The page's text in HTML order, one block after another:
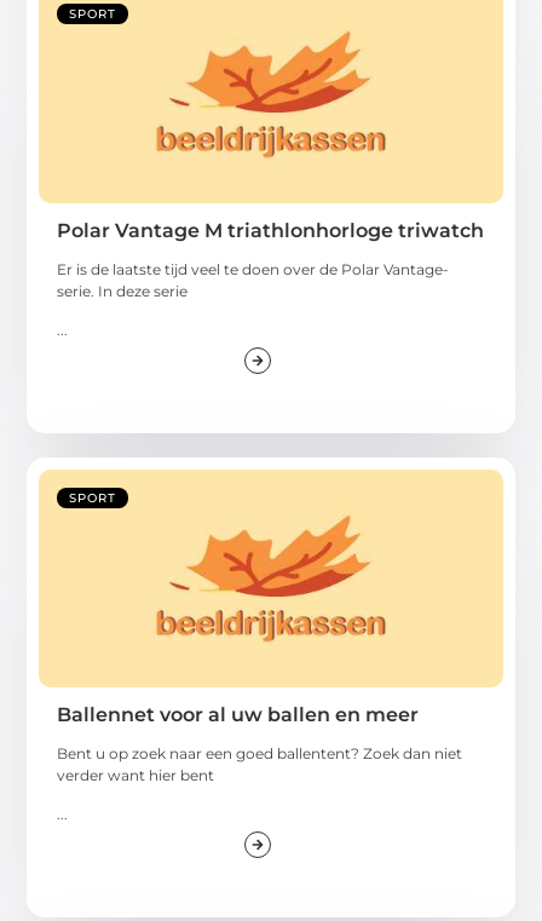
SPORT
Polar Vantage M triathlonhorloge triwatch
Er is de laatste tijd veel te doen over de Polar Vantage-
serie. In deze serie
...
SPORT
Ballennet voor al uw ballen en meer
Bent u op zoek naar een goed ballentent? Zoek dan niet
verder want hier bent
...